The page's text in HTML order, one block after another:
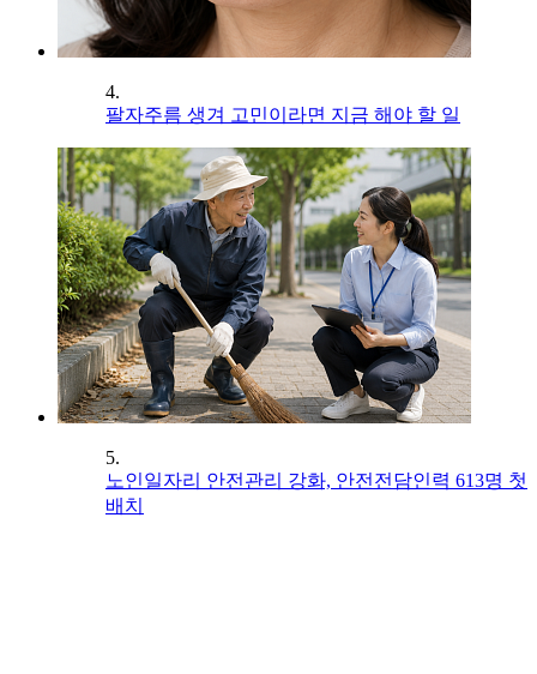
4.
팔자주름 생겨 고민이라면 지금 해야 할 일
5.
노인일자리 안전관리 강화, 안전전담인력 613명 첫
배치